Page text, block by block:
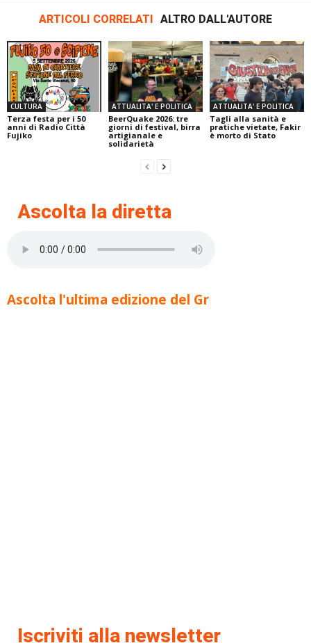
ARTICOLI CORRELATI ALTRO DALL'AUTORE
CULTURA
Terza festa per i 50
anni di Radio Città
Fujiko
ATTUALITA' E POLITICA
BeerQuake 2026: tre
giorni di festival, birra
artigianale e
solidarietà
ATTUALITA' E POLITICA
Tagli alla sanità e
pratiche vietate, Fakir
è morto di Stato
Ascolta la diretta
Ascolta l'ultima edizione del Gr
Iscriviti alla newsletter